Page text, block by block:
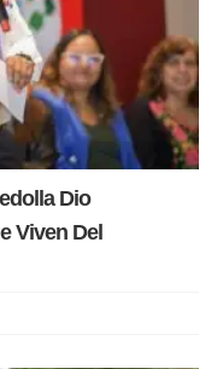
Dio
Viven Del